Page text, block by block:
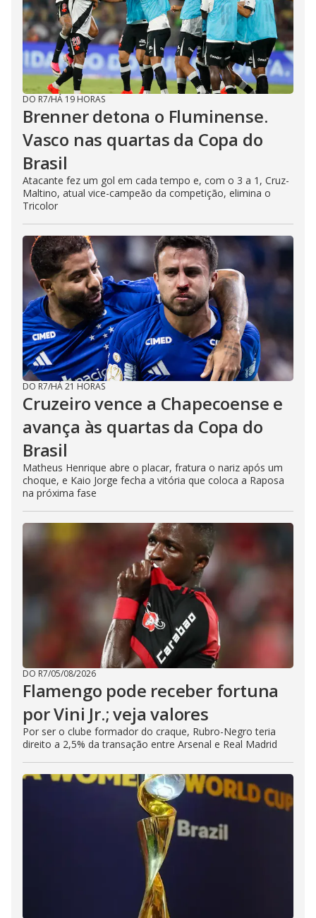
DO R7/HÁ 19 HORAS
Brenner detona o Fluminense.
Vasco nas quartas da Copa do
Brasil
Atacante fez um gol em cada tempo e, com o 3 a 1, Cruz-
Maltino, atual vice-campeão da competição, elimina o
Tricolor
DO R7/HÁ 21 HORAS
Cruzeiro vence a Chapecoense e
avança às quartas da Copa do
Brasil
Matheus Henrique abre o placar, fratura o nariz após um
choque, e Kaio Jorge fecha a vitória que coloca a Raposa
na próxima fase
DO R7/05/08/2026
Flamengo pode receber fortuna
por Vini Jr.; veja valores
Por ser o clube formador do craque, Rubro-Negro teria
direito a 2,5% da transação entre Arsenal e Real Madrid